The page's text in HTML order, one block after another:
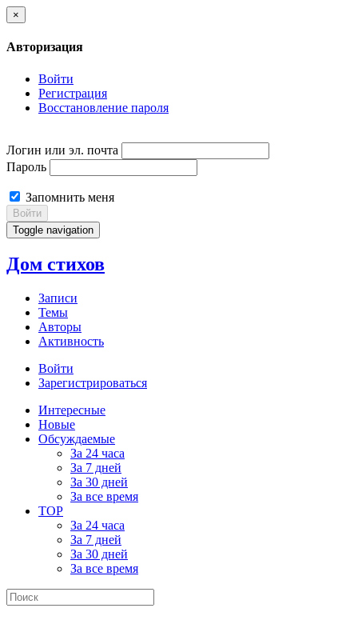
×
Авторизация
Войти
Регистрация
Восстановление пароля
Логин или эл. почта
Пароль
Запомнить меня
Войти
Toggle navigation
Дом стихов
Записи
Темы
Авторы
Активность
Войти
Зарегистрироваться
Интересные
Новые
Обсуждаемые
За 24 часа
За 7 дней
За 30 дней
За все время
TOP
За 24 часа
За 7 дней
За 30 дней
За все время